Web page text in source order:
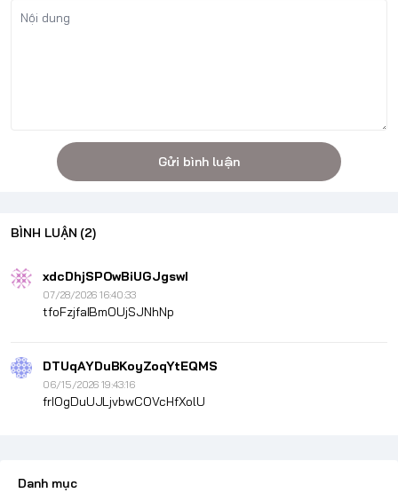
Gửi bình luận
BÌNH LUẬN (2)
xdcDhjSPOwBiUGJgswI
07/28/2026 16:40:33
tfoFzjfaIBmOUjSJNhNp
DTUqAYDuBKoyZoqYtEQMS
06/15/2026 19:43:16
frIOgDuUJLjvbwCOVcHfXolU
Danh mục